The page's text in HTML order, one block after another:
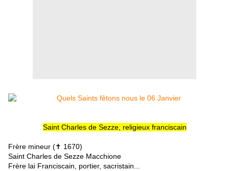
Saint Charles de Sezze, religieux franciscain
Frère mineur (✝ 1670)
Saint Charles de Sezze Macchione
Frère lai Franciscain, portier, sacristain...